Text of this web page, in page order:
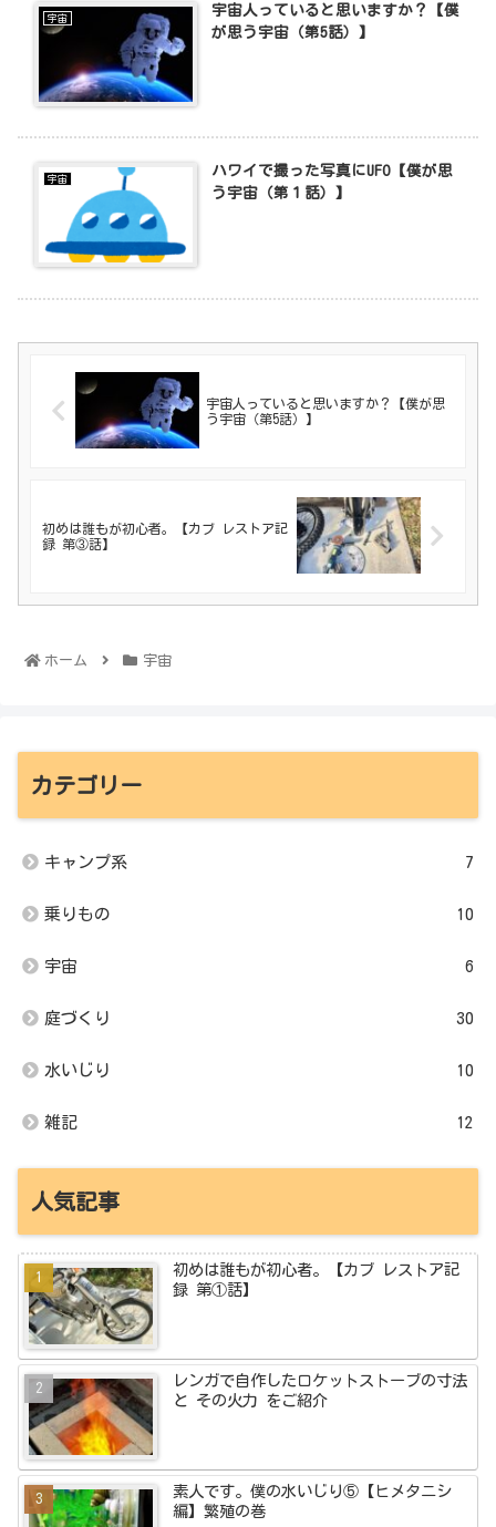
宇宙
宇宙人っていると思いますか？【僕
が思う宇宙（第5話）】
宇宙
ハワイで撮った写真にUFO【僕が思
う宇宙（第１話）】
宇宙人っていると思いますか？【僕が思
う宇宙（第5話）】
初めは誰もが初心者。【カブ レストア記
録 第③話】
ホーム 宇宙
カテゴリー
キャンプ系 7
乗りもの 10
宇宙 6
庭づくり 30
水いじり 10
雑記 12
人気記事
初めは誰もが初心者。【カブ レストア記
録 第①話】
レンガで自作したロケットストーブの寸法
と その火力 をご紹介
素人です。僕の水いじり⑤【ヒメタニシ
編】繁殖の巻